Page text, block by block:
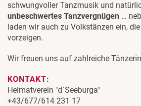
schwungvoller Tanzmusik und
unbeschwertes Tanzvergnügen …
laden wir auch zu Volkstänzen ein,
vorzeigen.
Wir freuen uns auf zahlreiche
KONTAKT:
Heimatverein "d´Seeburga"
+43/677/614 231 17